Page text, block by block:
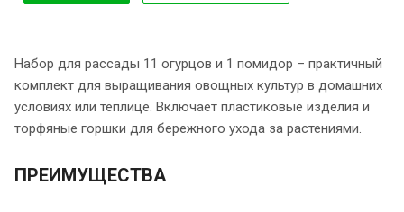
Набор для рассады 11 огурцов и 1 помидор – практичный
комплект для выращивания овощных культур в домашних
условиях или теплице. Включает пластиковые изделия и
торфяные горшки для бережного ухода за растениями.
ПРЕИМУЩЕСТВА